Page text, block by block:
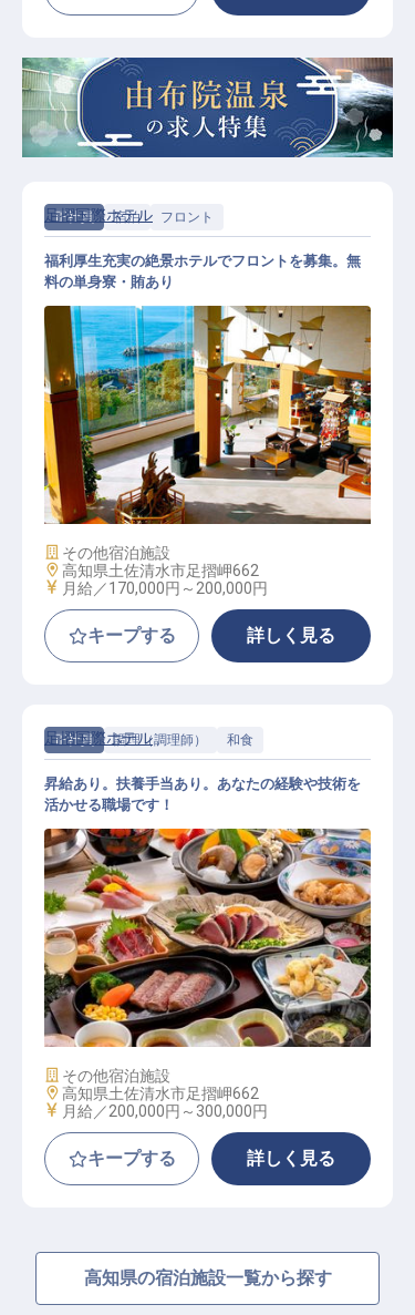
正社員 宿泊 フロント
フロント / 正社員
足摺国際ホテル
福利厚生充実の絶景ホテルでフロントを募集。無
料の単身寮・賄あり
施設業態
その他宿泊施設
勤務地
高知県土佐清水市足摺岬662
給与
月給／170,000円～ 200,000円
キープする 詳しく見る
正社員 調理（調理師） 和食
和食 / 正社員
足摺国際ホテル
昇給あり。扶養手当あり。あなたの経験や技術を
活かせる職場です！
施設業態
その他宿泊施設
勤務地
高知県土佐清水市足摺岬662
給与
月給／200,000円～ 300,000円
キープする 詳しく見る
高知県の宿泊施設一覧から探す